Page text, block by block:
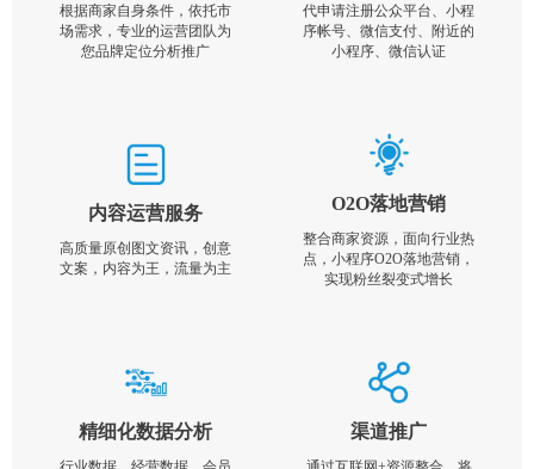
根据商家自身条件，依托市
场需求，专业的运营团队为
您品牌定位分析推广
代申请注册公众平台、小程
序帐号、微信支付、附近的
小程序、微信认证
内容运营服务
高质量原创图文资讯，创意
文案，内容为王，流量为主
O2O落地营销
整合商家资源，面向行业热
点，小程序O2O落地营销，
实现粉丝裂变式增长
精细化数据分析 渠道推广